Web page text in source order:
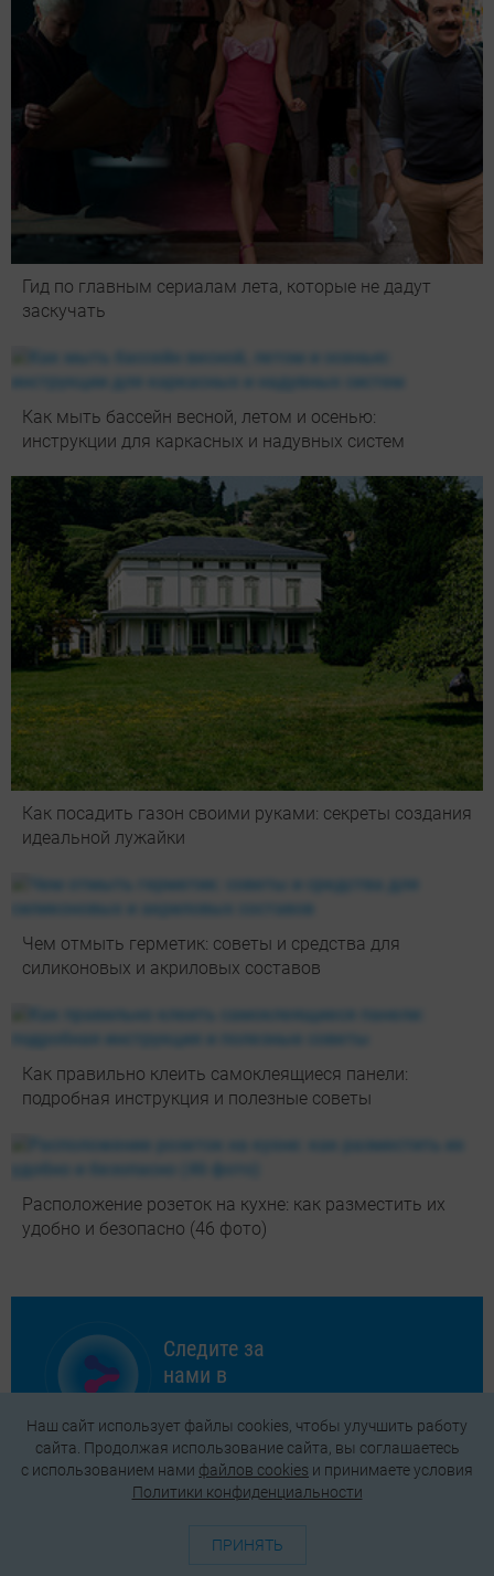
Гид по главным сериалам лета, которые не дадут
заскучать
Как мыть бассейн весной, летом и осенью:
инструкции для каркасных и надувных систем
Как посадить газон своими руками: секреты создания
идеальной лужайки
Чем отмыть герметик: советы и средства для
силиконовых и акриловых составов
Как правильно клеить самоклеящиеся панели:
подробная инструкция и полезные советы
Расположение розеток на кухне: как разместить их
удобно и безопасно (46 фото)
Следите за
нами в
соцсетях
Наш сайт использует файлы cookies, чтобы улучшить работу
сайта. Продолжая использование сайта, вы соглашаетесь
c использованием нами файлов cookies и принимаете условия
Политики конфиденциальности
ПРИНЯТЬ